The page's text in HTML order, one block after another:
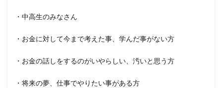
・中高生のみなさん
・お金に対して今まで考えた事、学んだ事がない方
・お金の話しをするのがいやらしい、汚いと思う方
・将来の夢、仕事でやりたい事がある方